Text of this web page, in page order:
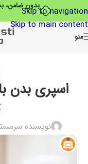
بدون ضامن،
Skip to navigation
Skip to main content
منو
اسپری بدن
نویسنده